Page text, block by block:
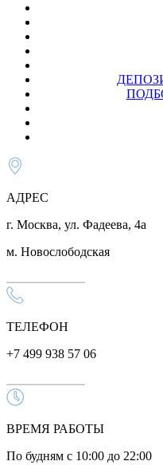
АДРЕС
г. Москва, ул. Фадеева, 4а
м. Новослободская
ТЕЛЕФОН
+7 499 938 57 06
ВРЕМЯ РАБОТЫ
По будням с 10:00 до 22:00